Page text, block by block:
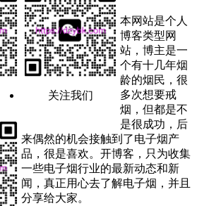
关注我们
本网站是个人
博客类型网
站，博主是一
个有十几年烟
龄的烟民，很
多次想要戒
烟，但都是不
是很成功，后
来偶然的机会接触到了电子烟产
品，很是喜欢。开博客，只为收集
一些电子烟行业的最新动态和新
闻，真正用心去了解电子烟，并且
分享给大家。